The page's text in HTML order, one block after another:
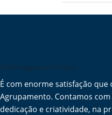
A Mensagem do Diretor
É com enorme satisfação
Agrupamento. Contamos
dedicação e criatividade, na